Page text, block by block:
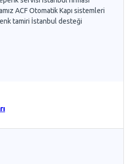
ACF Otomatik Kapı sistemleri
tamiri İstanbul desteği